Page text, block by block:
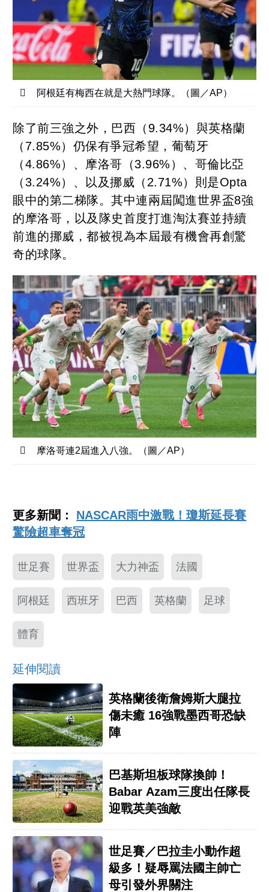
阿根廷有梅西在就是大熱門球隊。（圖／AP）
除了前三強之外，巴西（9.34%）與英格蘭
（7.85%）仍保有爭冠希望，葡萄牙
（4.86%）、摩洛哥（3.96%）、哥倫比亞
（3.24%）、以及挪威（2.71%）則是Opta
眼中的第二梯隊。其中連兩屆闖進世界盃8強
的摩洛哥，以及隊史首度打進淘汰賽並持續
前進的挪威，都被視為本屆最有機會再創驚
奇的球隊。
摩洛哥連2屆進入八強。（圖／AP）
更多新聞： NASCAR雨中激戰！瓊斯延長賽
驚險超車奪冠
世足賽 世界盃 大力神盃 法國
阿根廷 西班牙 巴西 英格蘭 足球
體育
延伸閱讀
英格蘭後衛詹姆斯大腿拉
傷未癒 16強戰墨西哥恐缺
陣
巴基斯坦板球隊換帥！
Babar Azam三度出任隊長
迎戰英美強敵
世足賽／巴拉圭小動作超
級多！疑辱罵法國主帥亡
母引發外界關注